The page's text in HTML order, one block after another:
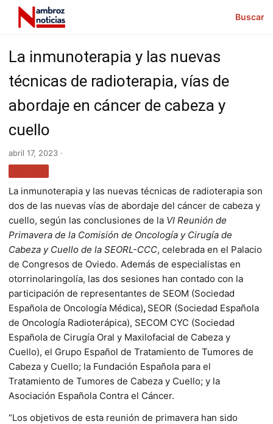
Buscar
La inmunoterapia y las nuevas
técnicas de radioterapia, vías de
abordaje en cáncer de cabeza y
cuello
abril 17, 2023 ·
La inmunoterapia y las nuevas técnicas de radioterapia son
dos de las nuevas vías de abordaje del cáncer de cabeza y
cuello, según las conclusiones de la VI Reunión de
Primavera de la Comisión de Oncología y Cirugía de
Cabeza y Cuello de la SEORL-CCC, celebrada en el Palacio
de Congresos de Oviedo. Además de especialistas en
otorrinolaringolía, las dos sesiones han contado con la
participación de representantes de SEOM (Sociedad
Española de Oncología Médica), SEOR (Sociedad Española
de Oncología Radioterápica), SECOM CYC (Sociedad
Española de Cirugía Oral y Maxilofacial de Cabeza y
Cuello), el Grupo Español de Tratamiento de Tumores de
Cabeza y Cuello; la Fundación Española para el
Tratamiento de Tumores de Cabeza y Cuello; y la
Asociación Española Contra el Cáncer.
“Los objetivos de esta reunión de primavera han sido